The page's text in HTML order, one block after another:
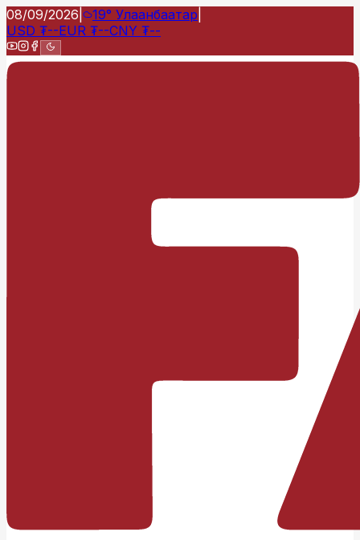
08/09/2026 19° Улаанбаатар
USD ₮--EUR ₮--CNY ₮--